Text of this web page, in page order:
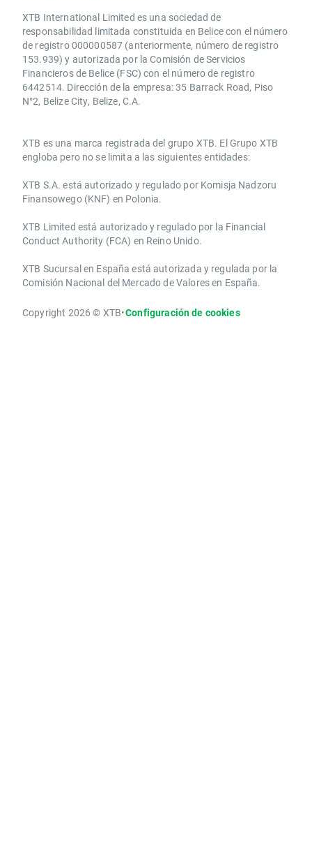
XTB International Limited es una sociedad de
responsabilidad limitada constituida en Belice con el número
de registro 000000587 (anteriormente, número de registro
153.939) y autorizada por la Comisión de Servicios
Financieros de Belice (FSC) con el número de registro
6442514. Dirección de la empresa: 35 Barrack Road, Piso
N°2, Belize City, Belize, C.A.
​​XTB es una marca registrada del grupo XTB. El Grupo XTB
engloba pero no se limita a las siguientes entidades:
XTB S.A.​ está autorizado y regulado por Komisja Nadzoru
Finansowego (KNF) ​en Polonia.
XTB Limited ​está autorizado y regulado por la ​Financial
Conduct Authority ​(FCA) en ​​Reino Unido.
XTB Sucursal en España está autorizada y regulada por la
Comisión Nacional del Mercado de Valores en España.
Copyright 2026 © XTB•Configuración de cookies